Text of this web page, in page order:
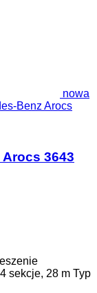
nowa
Benz Arocs
3643
sekcje, 28 m Typ